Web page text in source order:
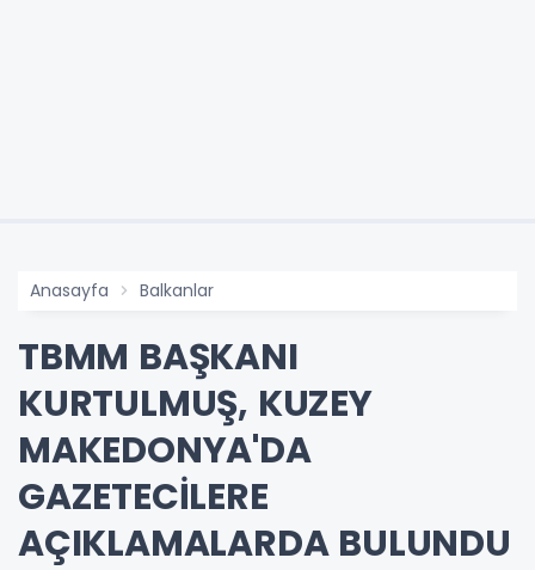
Anasayfa Balkanlar
TBMM BAŞKANI
KURTULMUŞ, KUZEY
MAKEDONYA'DA
GAZETECİLERE
AÇIKLAMALARDA BULUNDU